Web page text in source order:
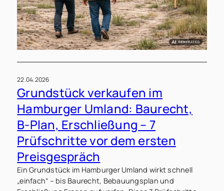
22.04.2026
Grundstück verkaufen im
Hamburger Umland: Baurecht,
B-Plan, Erschließung – 7
Prüfschritte vor dem ersten
Preisgespräch
Ein Grundstück im Hamburger Umland wirkt schnell
„einfach“ – bis Baurecht, Bebauungsplan und